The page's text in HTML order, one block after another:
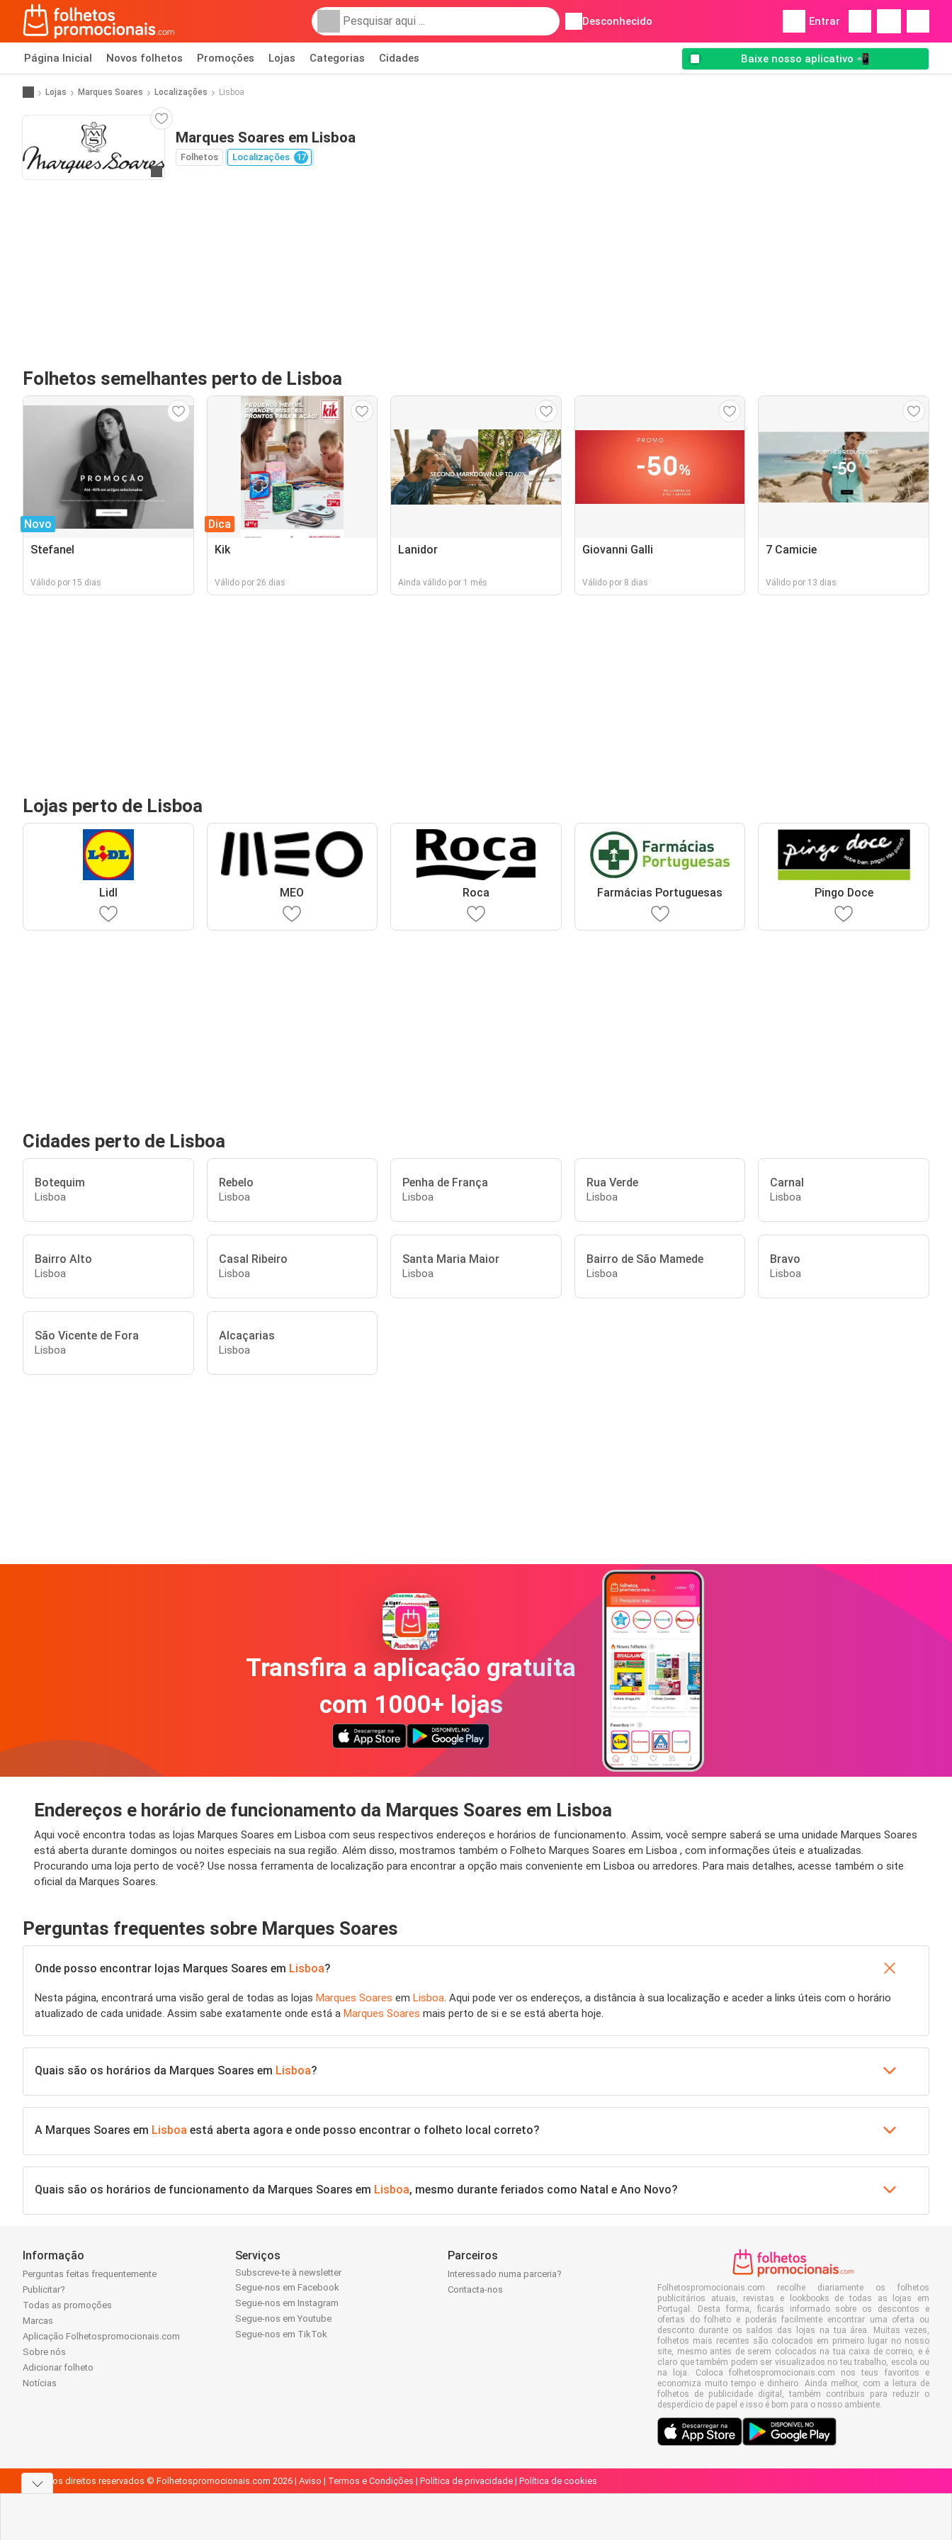
Desconhecido Entrar
Página Inicial Novos folhetos Promoções Lojas Categorias Cidades Baixe nosso aplicativo 📲
Lojas Marques Soares Localizações Lisboa
Ir para o website
Marques Soares em Lisboa
Folhetos Localizações 17
Folhetos semelhantes perto de Lisboa
Novo
Stefanel
Válido por 15 dias
Dica
Kik
Válido por 26 dias
Lanidor
Ainda válido por 1 mês
Giovanni Galli
Válido por 8 dias
7 Camicie
Válido por 13 dias
Lojas perto de Lisboa
Lidl MEO Roca Farmácias Portuguesas Pingo Doce
Cidades perto de Lisboa
Botequim
Lisboa
Rebelo
Lisboa
Penha de França
Lisboa
Rua Verde
Lisboa
Carnal
Lisboa
Bairro Alto
Lisboa
Casal Ribeiro
Lisboa
Santa Maria Maior
Lisboa
Bairro de São Mamede
Lisboa
Bravo
Lisboa
São Vicente de Fora
Lisboa
Alcaçarias
Lisboa
Transfira a aplicação gratuita
com 1000+ lojas
Endereços e horário de funcionamento da Marques Soares em Lisboa
Aqui você encontra todas as lojas Marques Soares em Lisboa com seus respectivos endereços e horários de funcionamento. Assim, você sempre saberá se uma unidade Marques Soares
está aberta durante domingos ou noites especiais na sua região. Além disso, mostramos também o Folheto Marques Soares em Lisboa , com informações úteis e atualizadas.
Procurando uma loja perto de você? Use nossa ferramenta de localização para encontrar a opção mais conveniente em Lisboa ou arredores. Para mais detalhes, acesse também o site
oficial da Marques Soares.
Perguntas frequentes sobre Marques Soares
Onde posso encontrar lojas Marques Soares em Lisboa?
Nesta página, encontrará uma visão geral de todas as lojas Marques Soares em Lisboa. Aqui pode ver os endereços, a distância à sua localização e aceder a links úteis com o horário
atualizado de cada unidade. Assim sabe exatamente onde está a Marques Soares mais perto de si e se está aberta hoje.
Quais são os horários da Marques Soares em Lisboa?
A Marques Soares em Lisboa está aberta agora e onde posso encontrar o folheto local correto?
Quais são os horários de funcionamento da Marques Soares em Lisboa, mesmo durante feriados como Natal e Ano Novo?
Informação
Perguntas feitas frequentemente
Publicitar?
Todas as promoções
Marcas
Aplicação Folhetospromocionais.com
Sobre nós
Adicionar folheto
Notícias
Serviços
Subscreve-te à newsletter
Segue-nos em Facebook
Segue-nos em Instagram
Segue-nos em Youtube
Segue-nos em TikTok
Parceiros
Interessado numa parceria?
Contacta-nos
Folhetospromocionais.com recolhe diariamente os folhetos
publicitários atuais, revistas e lookbooks de todas as lojas em
Portugal. Desta forma, ficarás informado sobre os descontos e
ofertas do folheto e poderás facilmente encontrar uma oferta ou
desconto durante os saldos das lojas na tua área. Muitas vezes,
folhetos mais recentes são colocados em primeiro lugar no nosso
site, mesmo antes de serem colocados na tua caixa de correio, e é
claro que também podem ser visualizados no teu trabalho, escola ou
na loja. Coloca folhetospromocionais.com nos teus favoritos e
economiza muito tempo e dinheiro. Ainda melhor, com a leitura de
folhetos de publicidade digital, também contribuis para reduzir o
desperdício de papel e isso é bom para o nosso ambiente.
Todos os direitos reservados © Folhetospromocionais.com 2026 | Aviso | Termos e Condições | Política de privacidade | Política de cookies